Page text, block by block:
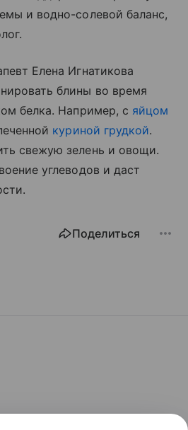
и водно-солевой баланс,
Елена Игнатикова
блины во время
белка. Например, с яйцом
куриной грудкой.
свежую зелень и овощи.
углеводов и даст
Поделиться